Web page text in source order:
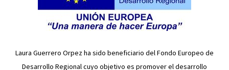
Laura Guerrero Orpez ha sido beneficiario del Fondo Europeo de
Desarrollo Regional cuyo objetivo es promover el desarrollo